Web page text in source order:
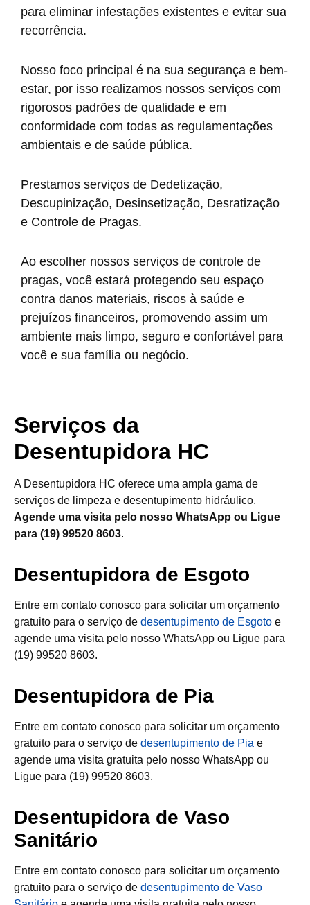
para eliminar infestações existentes e evitar sua
recorrência.
Nosso foco principal é na sua segurança e bem-
estar, por isso realizamos nossos serviços com
rigorosos padrões de qualidade e em
conformidade com todas as regulamentações
ambientais e de saúde pública.
Prestamos serviços de Dedetização,
Descupinização, Desinsetização, Desratização
e Controle de Pragas.
Ao escolher nossos serviços de controle de
pragas, você estará protegendo seu espaço
contra danos materiais, riscos à saúde e
prejuízos financeiros, promovendo assim um
ambiente mais limpo, seguro e confortável para
você e sua família ou negócio.
Serviços da
Desentupidora HC
A Desentupidora HC oferece uma ampla gama de
serviços de limpeza e desentupimento hidráulico.
Agende uma visita pelo nosso WhatsApp ou Ligue
para (19) 99520 8603.
Desentupidora de Esgoto
Entre em contato conosco para solicitar um orçamento
gratuito para o serviço de desentupimento de Esgoto e
agende uma visita pelo nosso WhatsApp ou Ligue para
(19) 99520 8603.
Desentupidora de Pia
Entre em contato conosco para solicitar um orçamento
gratuito para o serviço de desentupimento de Pia e
agende uma visita gratuita pelo nosso WhatsApp ou
Ligue para (19) 99520 8603.
Desentupidora de Vaso
Sanitário
Entre em contato conosco para solicitar um orçamento
gratuito para o serviço de desentupimento de Vaso